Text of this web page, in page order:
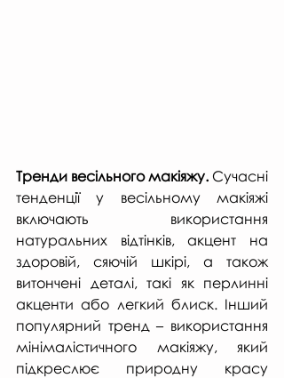
Тренди весільного макіяжу. Сучасні
тенденції у весільному макіяжі
включають використання
натуральних відтінків, акцент на
здоровій, сяючій шкірі, а також
витончені деталі, такі як перлинні
акценти або легкий блиск. Інший
популярний тренд – використання
мінімалістичного макіяжу, який
підкреслює природну красу